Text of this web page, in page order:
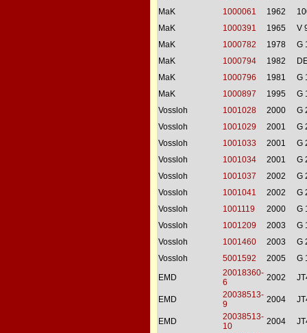
MaK
1000061 1962
MaK
1000391 1965
V
MaK
1000782 1978
G
MaK
1000794 1982
MaK
1000796 1981
G
MaK
1000897 1995
G
Vossloh
1001028 2000
G
Vossloh
1001029 2001
G
Vossloh
1001033 2001
G
Vossloh
1001034 2001
G
Vossloh
1001037 2002
G
Vossloh
1001041 2002
G
Vossloh
1001119 2000
G
Vossloh
1001209 2003
G
Vossloh
1001460 2003
G
Vossloh
5001592 2005
G
EMD
20018360-
6
2002
EMD
20038513-
9
2004
EMD
20038513-
10
2004